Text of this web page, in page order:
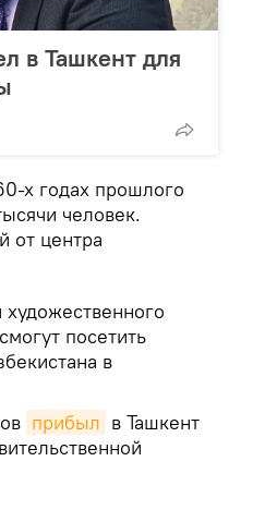
в Ташкент для
х годах прошлого
человек.
от центра
художественного
посетить
в
прибыл в Ташкент